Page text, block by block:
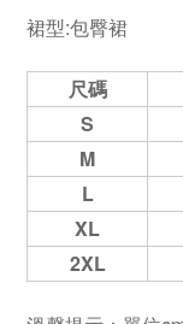
裙型:包臀裙
尺碼
S
M
L
XL
2XL